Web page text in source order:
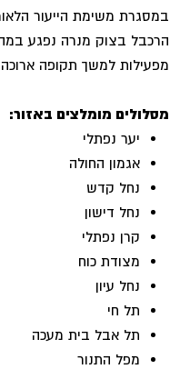
במסגרת משימת הייעור
הרכבל בצוק מנרה נפגע
מפעילות למשך תקופה ארוכה
מסלולים מומלצים באזור:
יער נפתלי
אגמון החולה
נחל קדש
נחל דישון
קרן נפתלי
מצודת כוח
נחל עיון
תל חי
תל אבל בית מעכה
מפל התנור